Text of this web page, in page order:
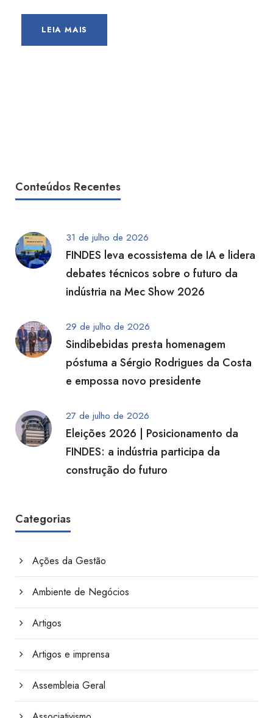
LEIA MAIS
Conteúdos Recentes
31 de julho de 2026
FINDES leva ecossistema de IA e lidera
debates técnicos sobre o futuro da
indústria na Mec Show 2026
29 de julho de 2026
Sindibebidas presta homenagem
póstuma a Sérgio Rodrigues da Costa
e empossa novo presidente
27 de julho de 2026
Eleições 2026 | Posicionamento da
FINDES: a indústria participa da
construção do futuro
Categorias
Ações da Gestão
Ambiente de Negócios
Artigos
Artigos e imprensa
Assembleia Geral